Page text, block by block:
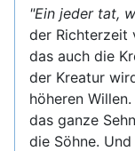
"Ein jeder tat,
der Richterzeit
das auch die
der Kreatur
höheren
das ganze
die Söhne.